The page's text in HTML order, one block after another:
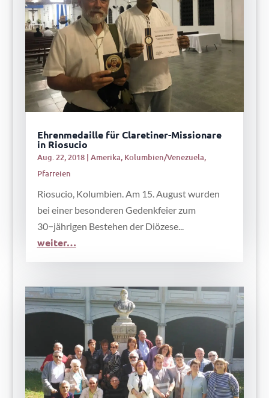
Ehrenmedaille für Claretiner-Missionare
in Riosucio
Aug. 22, 2018| Amerika, Kolumbien/Venezuela,
Pfarreien
Riosucio, Kolumbien. Am 15. August wurden
bei einer besonderen Gedenkfeier zum
30−jährigen Bestehen der Diözese...
weiter…